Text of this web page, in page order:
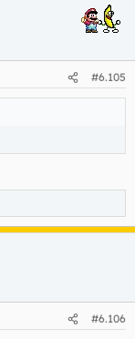
#6.105
#6.106